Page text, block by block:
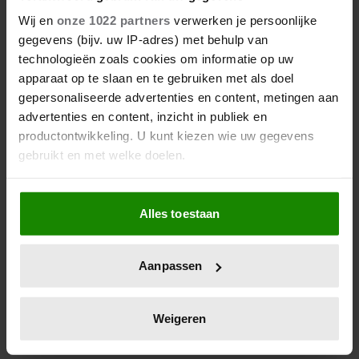
Wij en onze 1022 partners verwerken je persoonlijke
gegevens (bijv. uw IP-adres) met behulp van
technologieën zoals cookies om informatie op uw
apparaat op te slaan en te gebruiken met als doel
gepersonaliseerde advertenties en content, metingen aan
advertenties en content, inzicht in publiek en
productontwikkeling. U kunt kiezen wie uw gegevens
gebruikt en met welke doelen.
Als u het toestaat, willen we ook graag:
Informatie verzamelen over uw geografische
locatie, die tot een paar meter nauwkeurig kan zijn
scannen op specifieke eigenschappen (fingerprinting)
verwerkt en stel uw voorkeuren in het
intrekken in de Cookieverklaring.
Alles toestaan
Aanpassen
Weigeren
TOESLAGENKINDEREN RAAKT
LAURENTIEN: ‘SCHOUDERS
ONDER ZETTEN’
Prinses Laurentien (59) noemt het ‘ongelofelijk’ dat
jongeren door de toeslagenaffaire een andere jeugd
hebben gehad. In de AVROTROS-podcast 'Niet mijn
schuld - Kinderen van de Toeslagenaffaire' vertelt de
oprichter van Stichting (Gelijk)waardig Herstel hoe
belangen van gedupeerden.